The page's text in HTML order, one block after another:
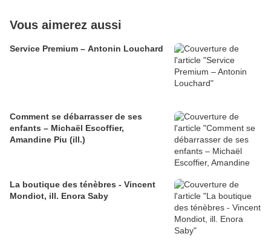
Vous aimerez aussi
Service Premium – Antonin Louchard
Comment se débarrasser de ses
enfants – Michaël Escoffier,
Amandine Piu (ill.)
La boutique des ténèbres - Vincent
Mondiot, ill. Enora Saby